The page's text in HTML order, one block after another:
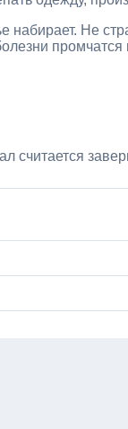
набирает. Не
считается